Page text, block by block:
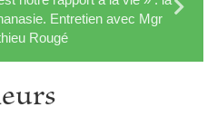
Entretien avec Mgr
Rougé